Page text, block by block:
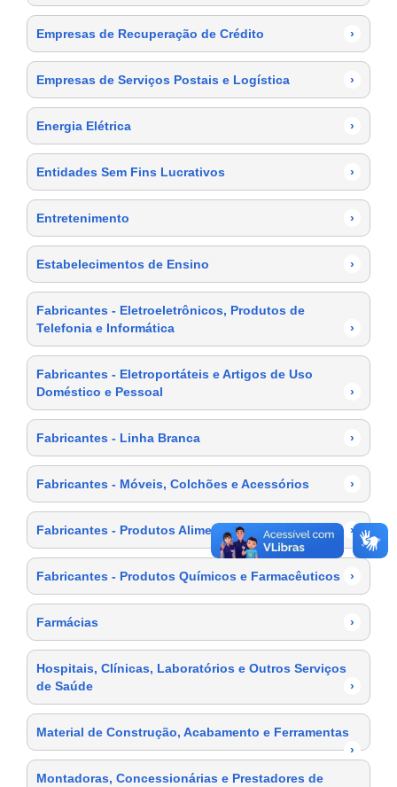
Empresas de Recuperação de Crédito ›
Empresas de Serviços Postais e Logística ›
Energia Elétrica ›
Entidades Sem Fins Lucrativos ›
Entretenimento ›
Estabelecimentos de Ensino ›
Fabricantes - Eletroeletrônicos, Produtos de
Telefonia e Informática
›
Fabricantes - Eletroportáteis e Artigos de Uso
Doméstico e Pessoal
›
Fabricantes - Linha Branca ›
Fabricantes - Móveis, Colchões e Acessórios ›
Fabricantes - Produtos Alimentícios ›
Fabricantes - Produtos Químicos e Farmacêuticos ›
Farmácias ›
Hospitais, Clínicas, Laboratórios e Outros Serviços
de Saúde
›
Material de Construção, Acabamento e Ferramentas
›
Montadoras, Concessionárias e Prestadores de